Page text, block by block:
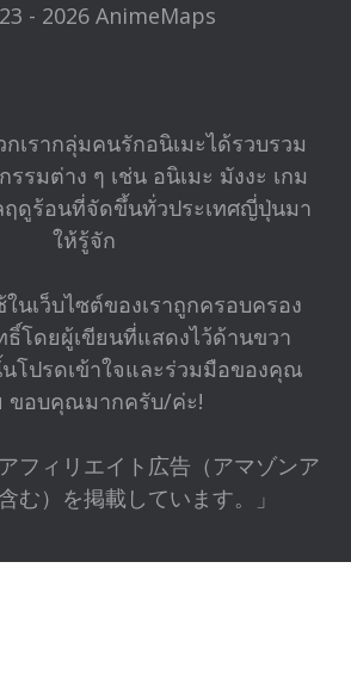
- 2026 AnimeMaps
กเรากลุ่มคนรักอนิเมะได้รวบรวม
รมต่าง ๆ เช่น อนิเมะ มังงะ เกม
ฤดูร้อนที่จัดขึ้นทั่วประเทศญี่ปุ่นมา
ให้รู้จัก
นเว็บไซต์ของเราถูกครอบครอง
โดยผู้เขียนที่แสดงไว้ด้านขวา
โปรดเข้าใจและร่วมมือของคุณ
ขอบคุณมากครับ/ค่ะ!
フィリエイト広告（アマゾンア
む）を掲載しています。」